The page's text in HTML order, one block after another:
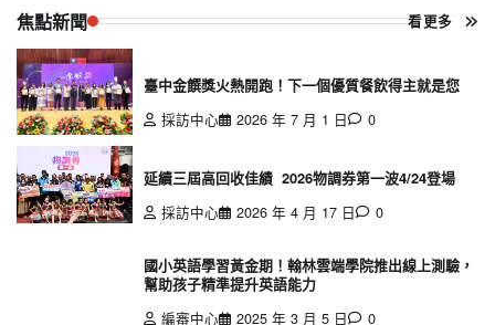
焦點新聞 看更多
臺中金饌獎火熱開跑！下一個優質餐飲得主就是您
採訪中心
2026 年 7 月 1 日 0
延續三屆高回收佳績 2026物調券第一波4/24登場
採訪中心
2026 年 4 月 17 日 0
國小英語學習黃金期！翰林雲端學院推出線上測驗，
幫助孩子精準提升英語能力
編審中心
2025 年 3 月 5 日 0